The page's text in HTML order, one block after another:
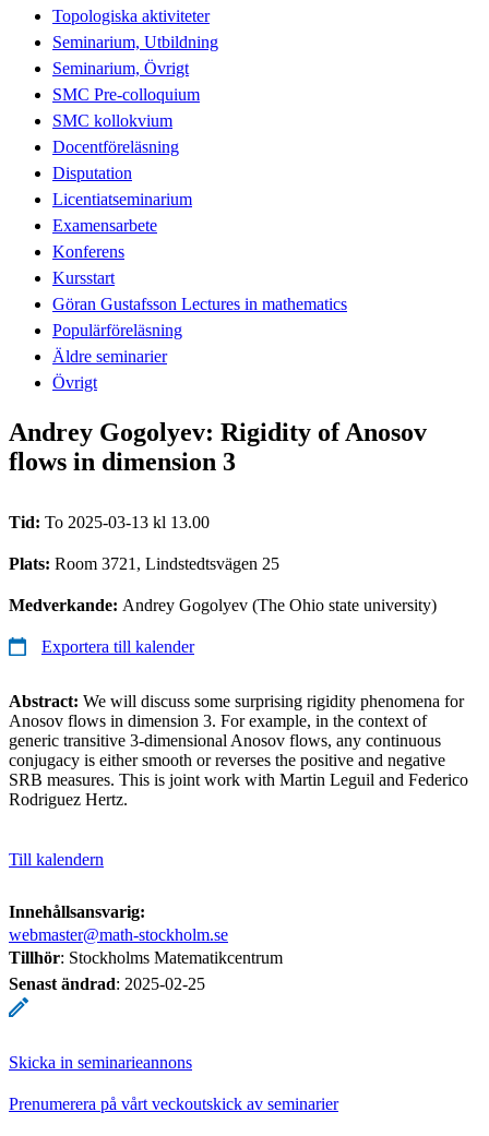
Topologiska aktiviteter
Seminarium, Utbildning
Seminarium, Övrigt
SMC Pre-colloquium
SMC kollokvium
Docentföreläsning
Disputation
Licentiatseminarium
Examensarbete
Konferens
Kursstart
Göran Gustafsson Lectures in mathematics
Populärföreläsning
Äldre seminarier
Övrigt
Andrey Gogolyev: Rigidity of Anosov
flows in dimension 3
Tid: To 2025-03-13 kl 13.00
Plats: Room 3721, Lindstedtsvägen 25
Medverkande: Andrey Gogolyev (The Ohio state university)
Exportera till kalender
Abstract: We will discuss some surprising rigidity phenomena for
Anosov flows in dimension 3. For example, in the context of
generic transitive 3-dimensional Anosov flows, any continuous
conjugacy is either smooth or reverses the positive and negative
SRB measures. This is joint work with Martin Leguil and Federico
Rodriguez Hertz.
Till kalendern
Innehållsansvarig:
webmaster@math-stockholm.se
Tillhör: Stockholms Matematikcentrum
Senast ändrad: 2025-02-25
Skicka in seminarieannons
Prenumerera på vårt veckoutskick av seminarier